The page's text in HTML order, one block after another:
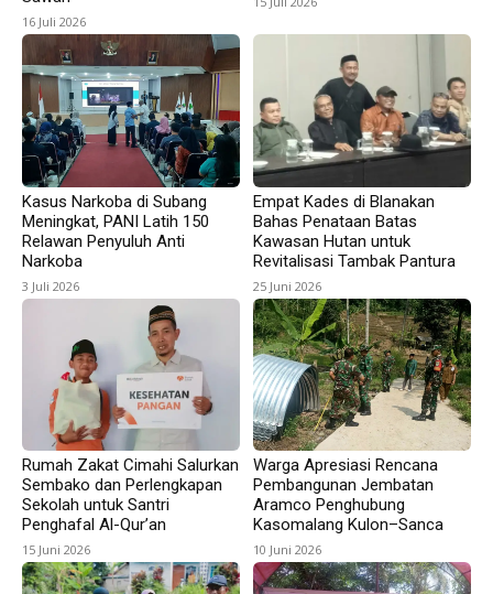
16 Juli 2026
Kasus Narkoba di Subang
Meningkat, PANI Latih 150
Relawan Penyuluh Anti
Narkoba
3 Juli 2026
Empat Kades di Blanakan
Bahas Penataan Batas
Kawasan Hutan untuk
Revitalisasi Tambak Pantura
25 Juni 2026
Rumah Zakat Cimahi Salurkan
Sembako dan Perlengkapan
Sekolah untuk Santri
Penghafal Al-Qur’an
15 Juni 2026
Warga Apresiasi Rencana
Pembangunan Jembatan
Aramco Penghubung
Kasomalang Kulon–Sanca
10 Juni 2026